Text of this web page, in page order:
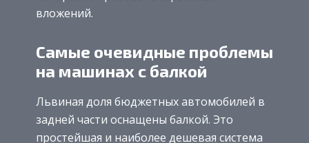
вложений.
Самые очевидные проблемы
на машинах с балкой
Львиная доля бюджетных автомобилей в
задней части оснащены балкой. Это
простейшая и наиболее дешевая система